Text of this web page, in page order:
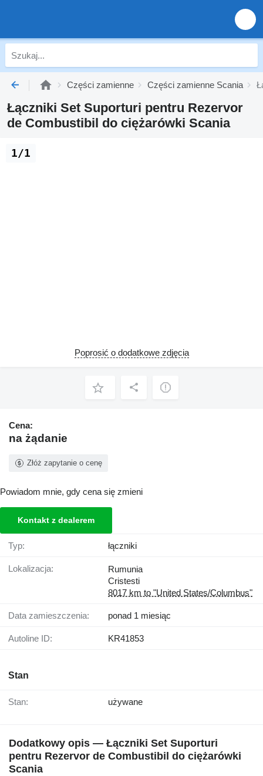
Części zamienne Części zamienne Scania
Łączniki Set Suporturi pentru Rezervor
de Combustibil do ciężarówki Scania
1/1
Poprosić o dodatkowe zdjęcia
Cena:
na żądanie
Złóż zapytanie o cenę
Powiadom mnie, gdy cena się zmieni
Kontakt z dealerem
Typ: łączniki
Lokalizacja:
Rumunia
Cristesti
8017 km to "United States/Columbus"
Data zamieszczenia: ponad 1 miesiąc
Autoline ID: KR41853
Stan
Stan: używane
Dodatkowy opis — Łączniki Set Suporturi
pentru Rezervor de Combustibil do ciężarówki
Scania